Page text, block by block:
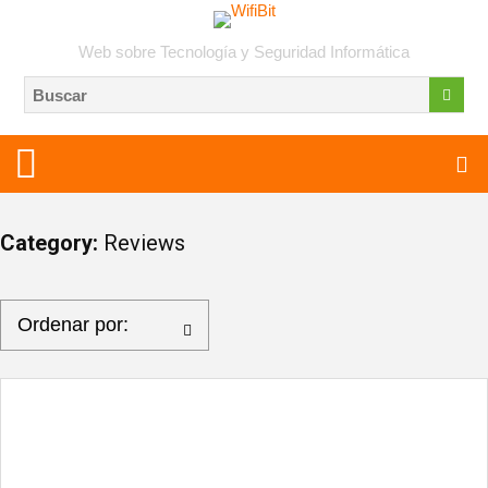
Web sobre Tecnología y Seguridad Informática
Category: Reviews
Ordenar por: